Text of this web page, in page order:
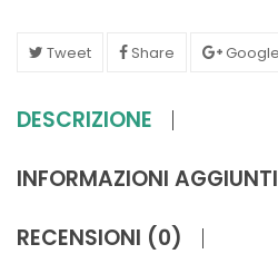
Tweet Share
DESCRIZIONE
INFORMAZIONI
RECENSIONI (0)